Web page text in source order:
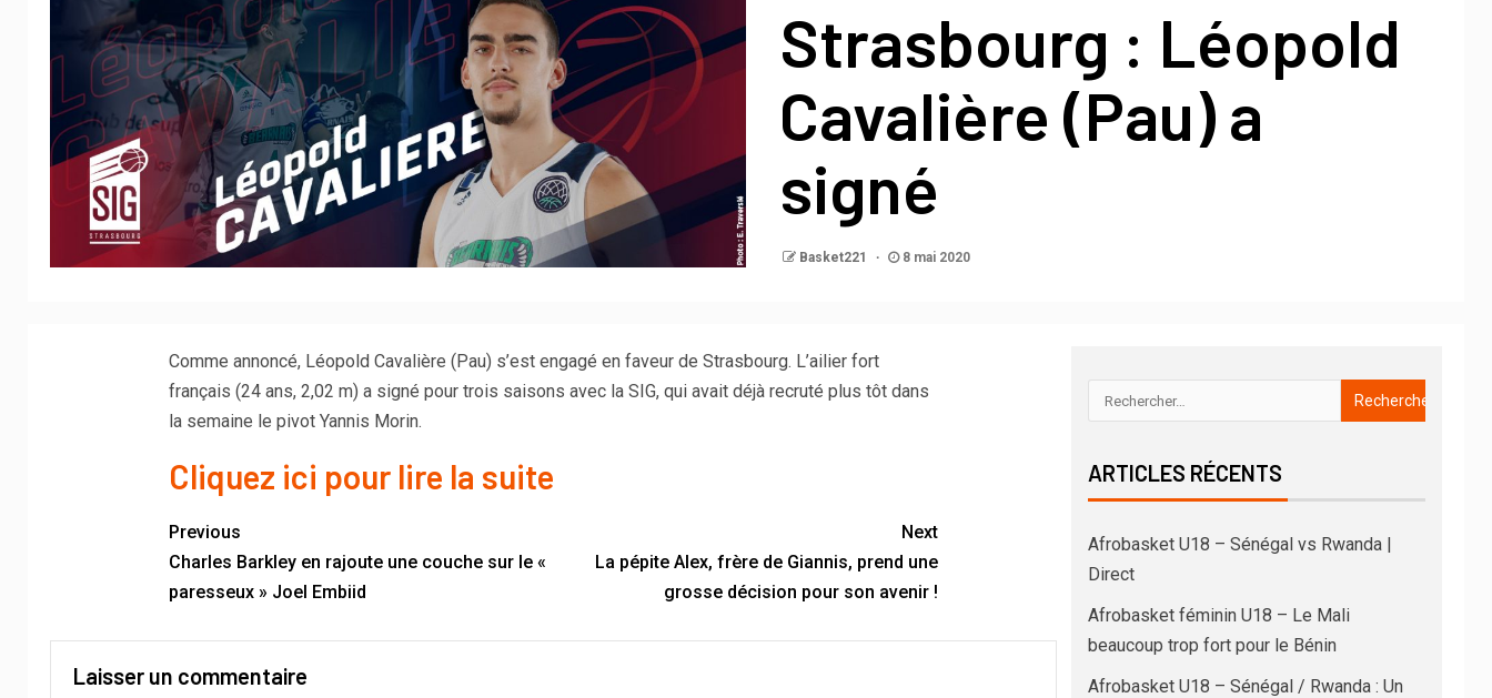
Strasbourg : Léopold
Cavalière (Pau) a
signé
Basket221 8 mai 2020
Comme annoncé, Léopold Cavalière (Pau) s’est engagé en faveur de Strasbourg. L’ailier fort
français (24 ans, 2,02 m) a signé pour trois saisons avec la SIG, qui avait déjà recruté plus tôt dans
la semaine le pivot Yannis Morin.
Cliquez ici pour lire la suite
Previous
Charles Barkley en rajoute une couche sur le «
paresseux » Joel Embiid
Next
La pépite Alex, frère de Giannis, prend une
grosse décision pour son avenir !
Laisser un commentaire
ARTICLES RÉCENTS
Afrobasket U18 – Sénégal vs Rwanda |
Direct
Afrobasket féminin U18 – Le Mali
beaucoup trop fort pour le Bénin
Afrobasket U18 – Sénégal / Rwanda : Un